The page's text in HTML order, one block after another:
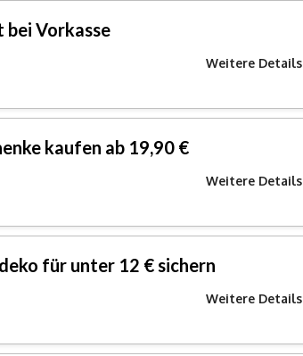
bei Vorkasse
Weitere Details
kaufen ab 19,90 €
Weitere Details
für unter 12 € sichern
Weitere Details